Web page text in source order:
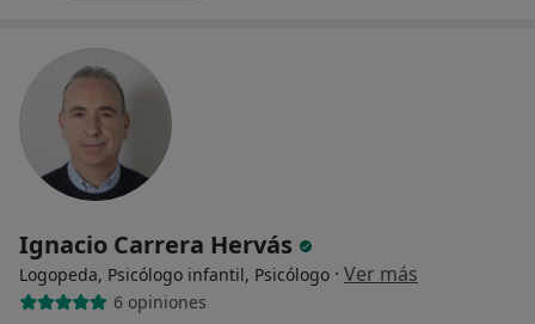
Ignacio Carrera Hervás
Logopeda, Psicólogo infantil, Psicólogo · Ver más
6 opiniones